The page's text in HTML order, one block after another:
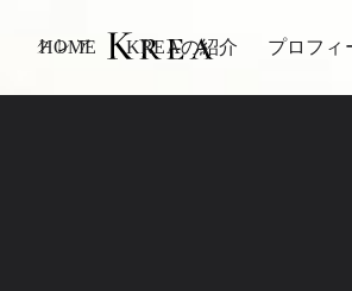
HOME KREAの紹介 プロフィ